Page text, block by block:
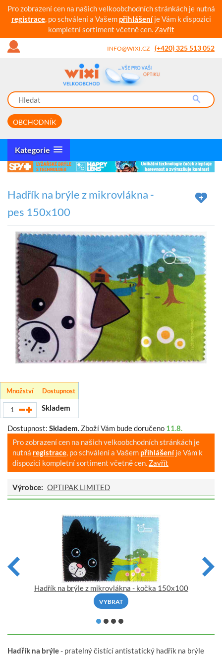
Pro zobrazení cen na našich velkoobchodních stránkách je nutná
registrace, po schválení a Vašem přihlášeníje Vám k dispozici
kompletní sortiment včetně cen. Zavřít
INFO@WIXI.CZ (+420) 325 513 052
OBCHODNÍK
Kategorie
Hadřík na brýle z mikrovlákna -
pes 150x100
Množství Dostupnost
Skladem
Dostupnost: Skladem. Zboží Vám bude doručeno 11.8.
Pro zobrazení cen na našich velkoobchodních stránkách je
nutná registrace, po schválení a Vašem přihlášeníje Vám k
dispozici kompletní sortiment včetně cen. Zavřít
Výrobce: OPTIPAK LIMITED
Hadřík na brýle z mikrovlákna - kočka 150x100
VYBRAT
Hadřík na brýle- pratelný čistící antistatický hadřík na brýle